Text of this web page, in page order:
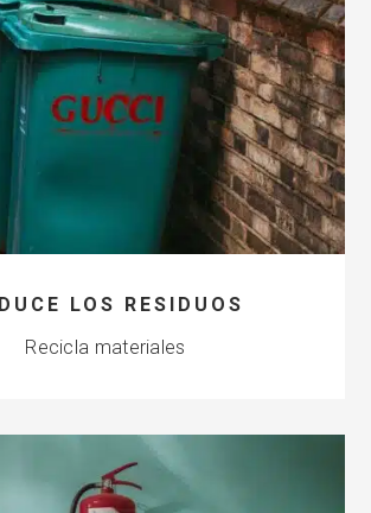
LOS RESIDUOS
Recicla materiales